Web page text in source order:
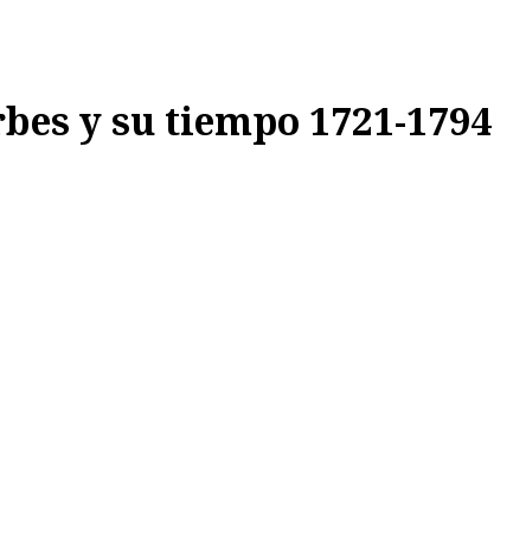
y su tiempo 1721-1794